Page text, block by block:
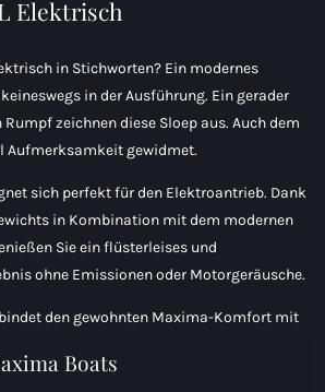
Elektrisch
in Stichworten? Ein modernes
in der Ausführung. Ein gerader
zeichnen diese Sloep aus. Auch dem
Aufmerksamkeit gewidmet.
sich perfekt für den Elektroantrieb. Dank
in Kombination mit dem modernen
Sie ein flüsterleises und
ohne Emissionen oder Motorgeräusche.
den gewohnten Maxima-Komfort mit
Sie haben die Wahl
einem 6-kW-Elektromotor. Die 3-kW-
Boats